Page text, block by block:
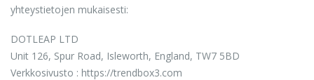
yhteystietojen mukaisesti:
DOTLEAP LTD
Unit 126, Spur Road, Isleworth, England, TW7 5BD
Verkkosivusto : https://trendbox3.com